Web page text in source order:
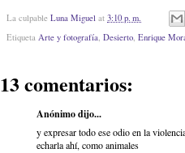
La culpable Luna Miguel at 3:10 p. m.
Etiqueta Arte y fotografía, Desierto, Enrique
13 comentarios:
Anónimo dijo...
y expresar todo ese odio en la
echarla ahí, como animales